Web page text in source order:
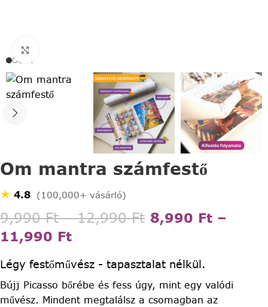
Om mantra számfestő
★ 4.8 (100,000+ vásárló)
9,990Ft – 12,990Ft 8,990 Ft –
11,990 Ft
Légy festőművész - tapasztalat nélkül.
Bújj Picasso bőrébe és fess úgy, mint egy valódi
művész. Mindent megtalálsz a csomagban az